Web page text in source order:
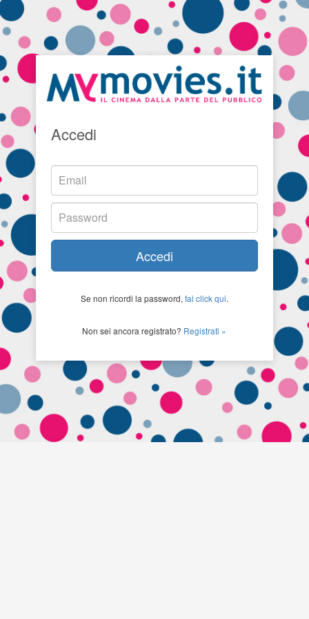
Accedi
Accedi
Se non ricordi la password, fai click qui.
Non sei ancora registrato? Registrati »